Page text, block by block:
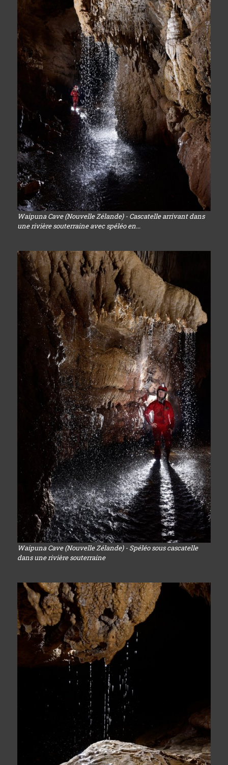
Waipuna Cave (Nouvelle Zélande) - Cascatelle arrivant dans
une rivière souterraine avec spéléo en...
Waipuna Cave (Nouvelle Zélande) - Spéléo sous cascatelle
dans une rivière souterraine